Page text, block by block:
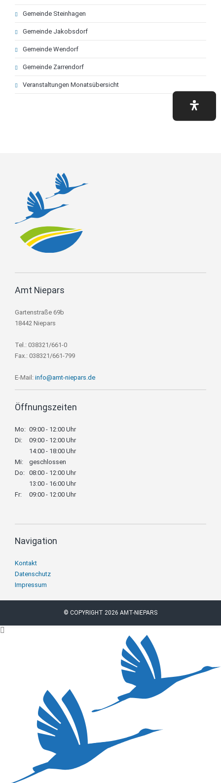
Gemeinde Steinhagen
Gemeinde Jakobsdorf
Gemeinde Wendorf
Gemeinde Zarrendorf
Veranstaltungen Monatsübersicht
Amt Niepars
Gartenstraße 69b
18442 Niepars
Tel.: 038321/661-0
Fax.: 038321/661-799
E-Mail: info@amt-niepars.de
Öffnungszeiten
Mo: 09:00 - 12:00 Uhr
Di:
09:00 - 12:00 Uhr
14:00 - 18:00 Uhr
Mi:
geschlossen
Do: 08:00 - 12:00 Uhr
13:00 - 16:00 Uhr
Fr:
09:00 - 12:00 Uhr
Navigation
Navigation
überspringen
Kontakt
Datenschutz
Impressum
© COPYRIGHT 2026 AMT-NIEPARS